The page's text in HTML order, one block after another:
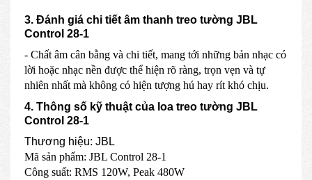
3. Đánh giá chi tiết âm thanh treo tường JBL
Control 28-1
- Chất âm cân bằng và chi tiết, mang tới những bản nhạc có
lời hoặc nhạc nền được thể hiện rõ ràng, trọn vẹn và tự
nhiên nhất mà không có hiện tượng hú hay rít khó chịu.
4. Thông số kỹ thuật của loa treo tường JBL
Control 28-1
Thương hiệu: JBL
Mã sản phẩm: JBL Control 28-1
Công suất: RMS 120W, Peak 480W